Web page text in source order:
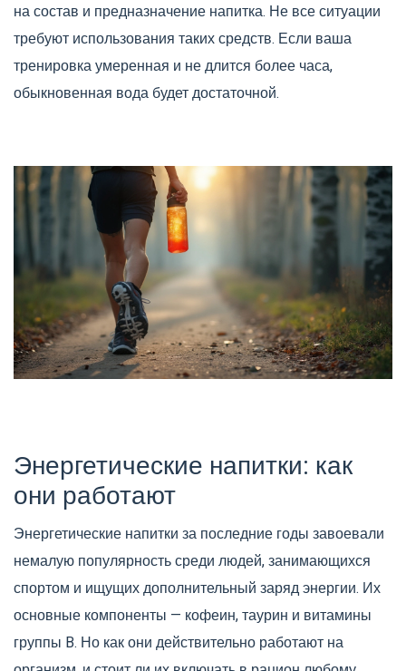
на состав и предназначение напитка. Не все ситуации
требуют использования таких средств. Если ваша
тренировка умеренная и не длится более часа,
обыкновенная вода будет достаточной.
Энергетические напитки: как
они работают
Энергетические напитки за последние годы завоевали
немалую популярность среди людей, занимающихся
спортом и ищущих дополнительный заряд энергии. Их
основные компоненты — кофеин, таурин и витамины
группы B. Но как они действительно работают на